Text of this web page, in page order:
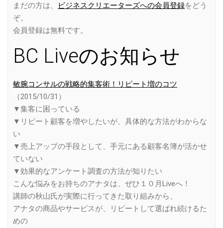
まだの方は、
ビジネスクリエーターズへの会員登録をどう
ぞ。
会員登録は無料です。
BC Liveのお知らせ
敏腕コンサルの戦略的集客術！リピート増のコツ
（2015/10/31）
▼集客に困っている
▼リピート顧客を増やしたいが、具体的な方法がわからな
い
▼売上アップの手段として、手元にある顧客名簿が活かせ
ていない
▼効果的なアンケート調査の方法が知りたい
こんな悩みをお持ちのアナタは、ぜひ１０月Liveへ！
講師の秋山氏が実際に行ってきた取り組みから、
アナタの商品やサービスが、リピートして選ばれ続けるた
めの